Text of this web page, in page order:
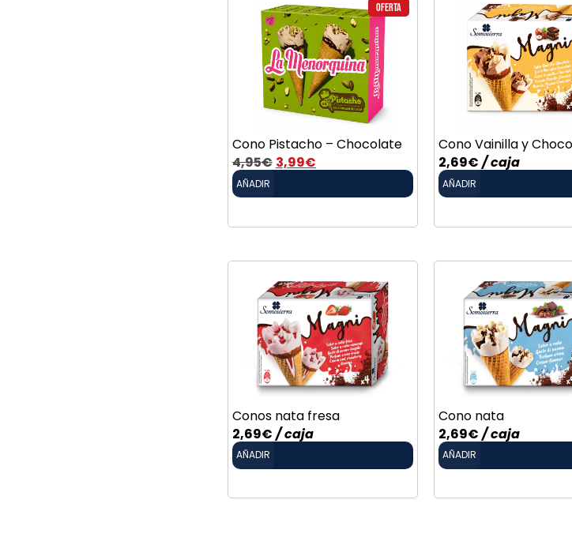
Cono Pistacho – Chocolate
4,95€ 3,99€
Oferta
AÑADIR
Cono Vainilla y
2,69€/ caja
AÑADIR
Conos nata fresa
2,69€/ caja
AÑADIR
Cono nata
2,69€/ caja
AÑADIR